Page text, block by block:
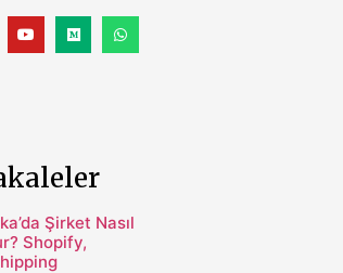
Şirket Nasıl
Shopify,